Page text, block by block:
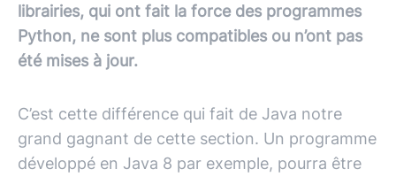
librairies, qui ont fait la force des programmes
Python, ne sont plus compatibles ou n’ont pas
été mises à jour.
C’est cette différence qui fait de Java notre
grand gagnant de cette section. Un programme
développé en Java 8 par exemple, pourra être